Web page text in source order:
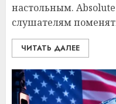
настольным.
слушателям
ЧИТАТЬ ДАЛЕЕ